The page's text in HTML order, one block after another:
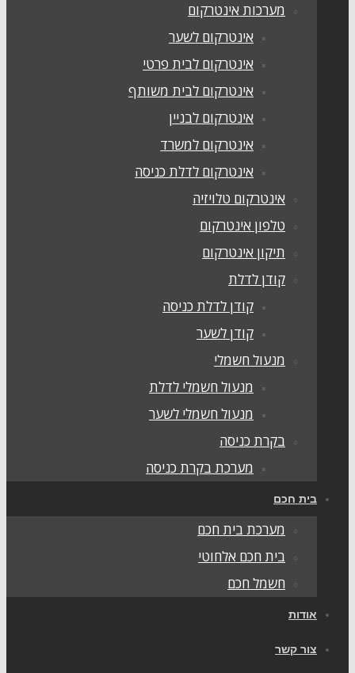
מערכות אינטרקום
אינטרקום לשער
אינטרקום לבית פרטי
אינטרקום לבית משותף
אינטרקום לבניין
אינטרקום למשרד
אינטרקום לדלת כניסה
אינטרקום טלויזיה
טלפון אינטרקום
תיקון אינטרקום
קודן לדלת
קודן לדלת כניסה
קודן לשער
מנעול חשמלי
מנעול חשמלי לדלת
מנעול חשמלי לשער
בקרת כניסה
מערכת בקרת כניסה
בית חכם
מערכת בית חכם
בית חכם אלחוטי
חשמל חכם
אודות
צור קשר